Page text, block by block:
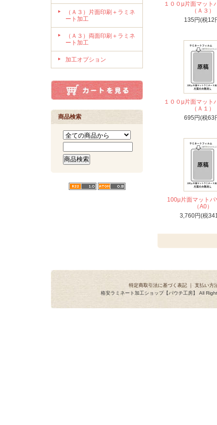
（Ａ３）片面印刷＋ラミネ
ート加工
（Ａ３）両面印刷＋ラミネ
ート加工
加工オプション
商品検索
１００μ片面マット
（Ａ３）
135円(税12
１００μ片面マット
（Ａ１）
695円(税63
100μ片面マットパ
（A0）
3,760円(税
特定商取引法に基づく表記 ｜ 支払い方
格安ラミネート加工ショップ【パウチ工房】 All